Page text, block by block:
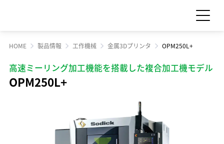
工作機械
サポート・サービス情報
HOME 製品情報 工作機械 金属3Dプリンタ OPM250L+
高速ミーリング加工機能を搭載した複合加工機モデル
OPM250L+